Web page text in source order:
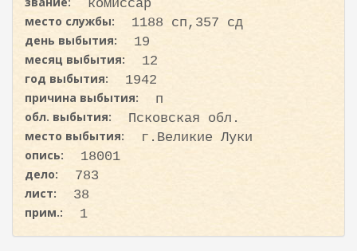
комиссар
место службы:
1188 сп,357 сд
день выбытия:
19
месяц выбытия:
12
год выбытия:
1942
причина выбытия:
п
обл. выбытия:
Псковская обл.
место выбытия:
г.Великие Луки
опись:
18001
дело:
783
лист:
38
прим.:
1